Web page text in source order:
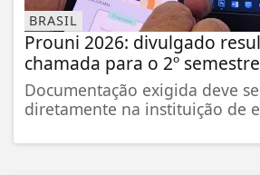
BRASIL
Prouni 2026: divulgado
chamada para o 2º semestre
Documentação exigida deve
diretamente na instituição de